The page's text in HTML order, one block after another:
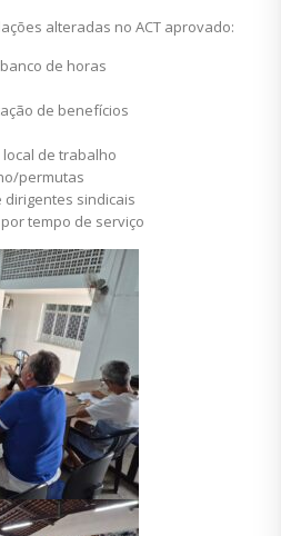
alteradas no ACT aprovado:
de horas
de benefícios
local de trabalho
permutas
dirigentes sindicais
tempo de serviço